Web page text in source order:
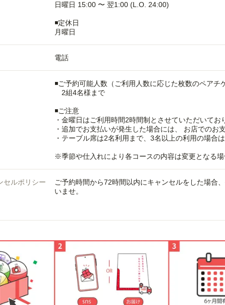
日曜日 15:00 〜 翌1:00 (L.O. 24:00)
◾️定休日
月曜日
電話
◾️ご予約可能人数（ご利用人数に応じた枚数のペアチ
2組4名様まで
◾️ご注意
・金曜日はご利用時間2時間制とさせていただいてお
・追加でお支払いが発生した場合には、 お店でのお
・テーブル席は2名利用まで、3名以上の利用の場合
※季節や仕入れにより各コースの内容は変更となる場
セルポリシー
ご予約時間から72時間以内にキャンセルをした場合
いませ。